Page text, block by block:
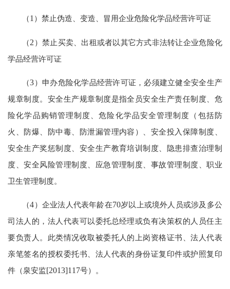
（1）禁止伪造、变造、冒用企业危险化学品经营许可证
（2 ）禁止买卖、出租或者以其它方式非法转让企业危险化
学品经营许可证
（3）申办危险化学品经营许可证，必须建立健全安全生产
规章制度。安全生产规章制度是指全员安全生产责任制度、危
险化学品购销管理制度、危险化学品安全管理制度（包括防
火、防爆、防中毒、防泄漏管理内容）、安全投入保障制度、
安全生产奖惩制度、安全生产教育培训制度、隐患排查治理制
度、安全风险管理制度、应急管理制度、事故管理制度、职业
卫生管理制度。
（4）企业法人代表年龄在70岁以上或境外人员或涉及多公
司法人的，法人代表可以委托总经理或负有决策权的人员任主
要负责人。此类情况收取被委托人的上岗资格证书、法人代表
亲笔签名的授权委托书、法人代表的身份证复印件或护照复印
件（泉安监[2013]117号）。